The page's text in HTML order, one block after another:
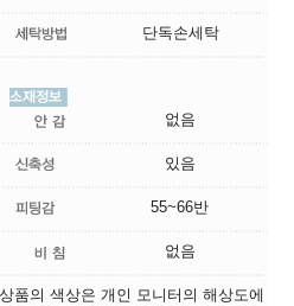
단독손세탁
없음
있음
55~66반
없음
상품의 색상은 개인 모니터의 해상도에